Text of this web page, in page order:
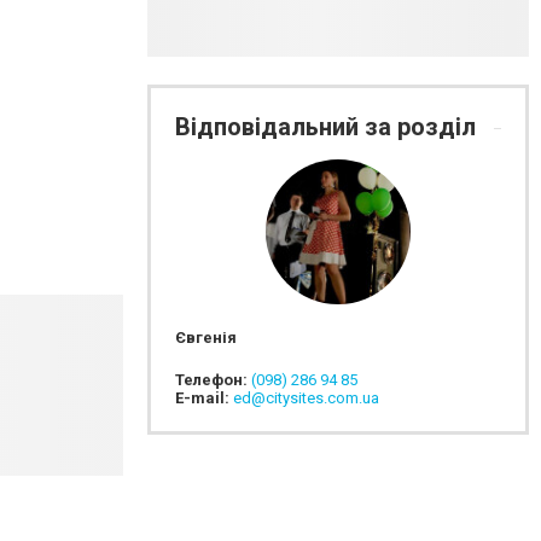
Відповідальний за розділ
Євгенія
Телефон: (098) 286 94 85
E-mail: ed@citysites.com.ua